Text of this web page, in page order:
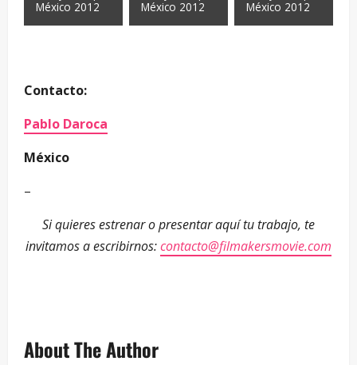
México 2012
México 2012
México 2012
Contacto:
Pablo Daroca
México
–
Si quieres estrenar o presentar aquí tu trabajo, te
invitamos a escribirnos:contacto@filmakersmovie.com
About The Author